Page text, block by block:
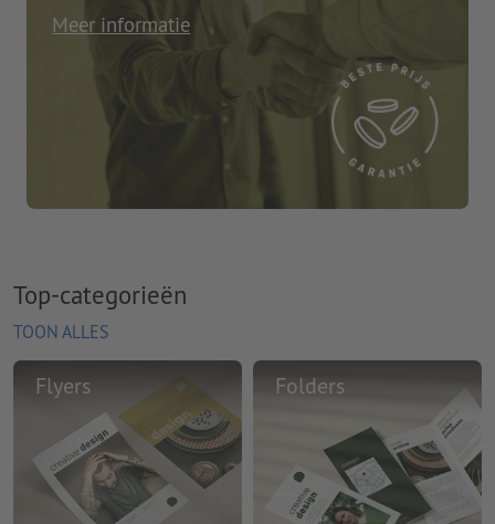
Meer informatie
Top-categorieën
TOON ALLES
Flyers Folders